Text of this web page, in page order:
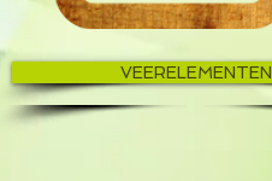
VEERELEMENTEN